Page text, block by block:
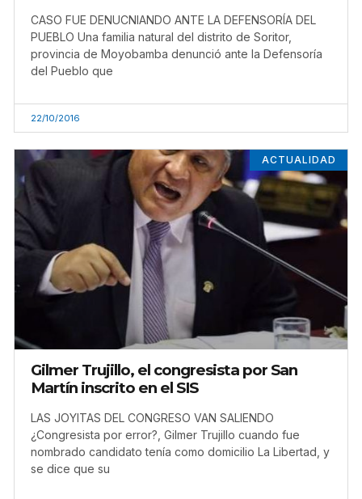
CASO FUE DENUCNIANDO ANTE LA DEFENSORÍA DEL
PUEBLO Una familia natural del distrito de Soritor,
provincia de Moyobamba denunció ante la Defensoría
del Pueblo que
22/10/2016
ACTUALIDAD
Gilmer Trujillo, el congresista por San
Martín inscrito en el SIS
LAS JOYITAS DEL CONGRESO VAN SALIENDO
¿Congresista por error?, Gilmer Trujillo cuando fue
nombrado candidato tenía como domicilio La Libertad, y
se dice que su